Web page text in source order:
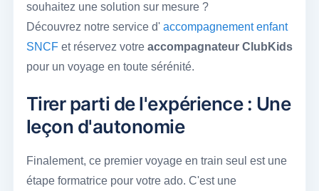
souhaitez une solution sur mesure ?
Découvrez notre service d' accompagnement enfant
SNCFet réservez votre accompagnateur ClubKids
pour un voyage en toute sérénité.
Tirer parti de l'expérience : Une
leçon d'autonomie
Finalement, ce premier voyage en train seul est une
étape formatrice pour votre ado. C'est une